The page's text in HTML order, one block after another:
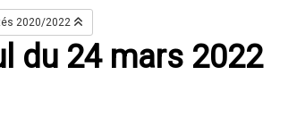
2020/2022
du 24 mars 2022